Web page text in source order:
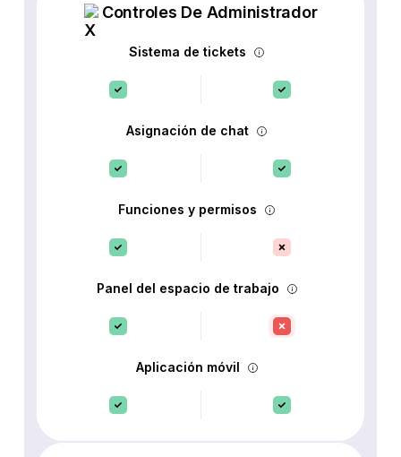
Controles De Administrador
Sistema de tickets
Asignación de chat
Funciones y permisos
Panel del espacio de trabajo
Aplicación móvil